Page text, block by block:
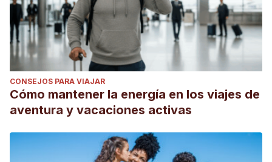
CONSEJOS PARA VIAJAR
Cómo mantener la energía en los viajes de
aventura y vacaciones activas